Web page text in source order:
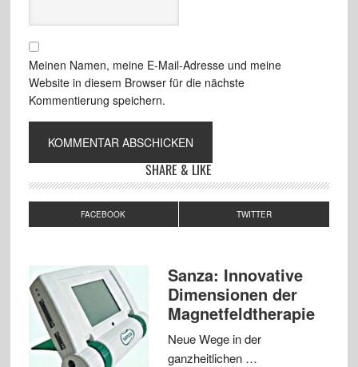
Meinen Namen, meine E-Mail-Adresse und meine
Website in diesem Browser für die nächste
Kommentierung speichern.
SHARE & LIKE
FACEBOOK TWITTER
Sanza: Innovative
Dimensionen der
Magnetfeldtherapie
Neue Wege in der
ganzheitlichen …